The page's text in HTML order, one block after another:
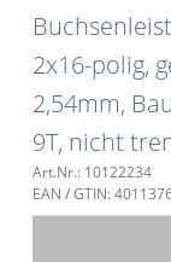
2x16-polig,
2,54mm,
9T, nicht
Art.Nr.: 10122234
EAN / GTIN: